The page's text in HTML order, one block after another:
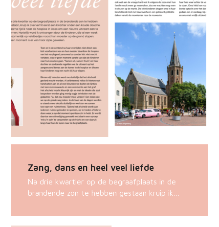
Zang, dans en heel veel liefde
Na drie kwartier op de begraafplaats in de
brandende zon te hebben gestaan kruip ik…